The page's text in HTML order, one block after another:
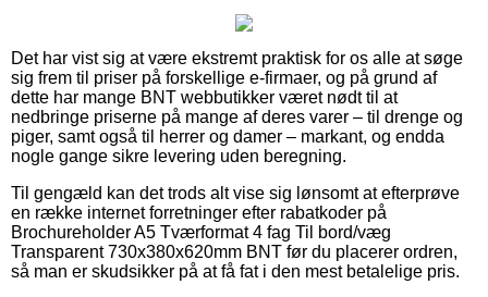
Det har vist sig at være ekstremt praktisk for os alle at søge
sig frem til priser på forskellige e-firmaer, og på grund af
dette har mange BNT webbutikker været nødt til at
nedbringe priserne på mange af deres varer – til drenge og
piger, samt også til herrer og damer – markant, og endda
nogle gange sikre levering uden beregning.
Til gengæld kan det trods alt vise sig lønsomt at efterprøve
en række internet forretninger efter rabatkoder på
Brochureholder A5 Tværformat 4 fag Til bord/væg
Transparent 730x380x620mm BNT før du placerer ordren,
så man er skudsikker på at få fat i den mest betalelige pris.